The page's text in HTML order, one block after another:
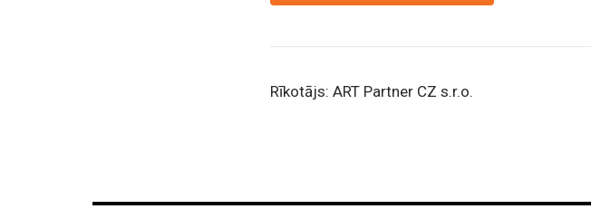
Rīkotājs: ART Partner CZ s.r.o.